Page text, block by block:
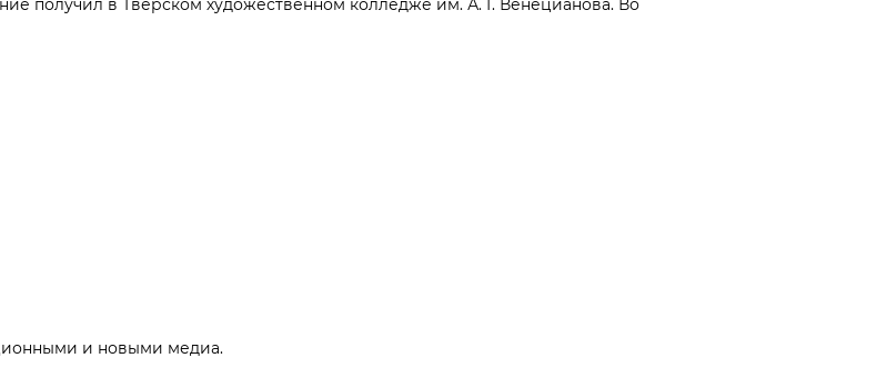
получил в Тверском художественном колледже им. А. Г. Венецианова. Во
и новыми медиа.